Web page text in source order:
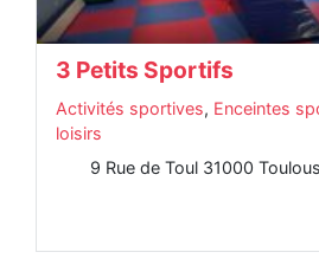
3 Petits Sportifs
Activités sportives, Enceintes
loisirs
9 Rue de Toul 31000